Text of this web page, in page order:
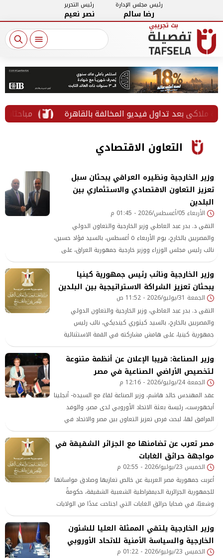
رئيس مجلس الإدارة
رضا سالم
رئيس التحرير
نصر نعيم
مباحثات مصرية تداول فيديو المخالفة بالقاهرة
التعاون الاقتصادي
وزير الخارجية ونظيره العراقي يبحثان سبل
تعزيز التعاون الاقتصادي والاستثماري بين
البلدين
الأربعاء 05/أغسطس/2026 - 01:45 م
التقى د. بدر عبد العاطي وزير الخارجية والتعاون الدولي
والمصريين بالخارج، يوم الأربعاء ٥ أغسطس، بالسيد فؤاد حسين،
نائب رئيس مجلس الوزراء ووزير خارجية جمهورية العراق، على
هامش اجتماع اللجنة الوزارية العربية المكلفة بالتحرك الدولي
لمواجهة السياسات والإجراءات الإسرائيلية غير القانونية في
مدينة القدس المحتلة ،
وزير الخارجية ونائب رئيس جمهورية كينيا
يبحثان تعزيز الشراكة الاستراتيجية بين البلدين
الجمعة 31/يوليو/2026 - 11:52 ص
التقى د. بدر عبد العاطي، وزير الخارجية والتعاون الدولي
والمصريين بالخارج، بالسيد كيثوري كينديكي، نائب رئيس
جمهورية كينيا، على هامش مشاركته في القمة الاستثنائية
الثانية للدول المساهمة بقوات في بعثة الاتحاد الأفريقي
للدعم والاستقرار
وزير الصناعة: قريبا الإعلان عن أنظمة متنوعة
لتخصيص الأراضي الصناعية في مصر
الجمعة 24/يوليو/2026 - 12:16 م
عقد المهندس خالد هاشم، وزير الصناعة لقاءً مع السيدة- أنجلينا
أيخهورست، رئيسة بعثة الاتحاد الأوروبي لدى مصر، والوفد
المرافق لها، لبحث فرص تعزيز التعاون بين مصر والاتحاد في
عدد من الملفات ذات الاهتمام المشترك.
مصر تعرب عن تضامنها مع الجزائر الشقيقة في
مواجهة حرائق الغابات
الخميس 23/يوليو/2026 - 02:55 م
أعربت جمهورية مصر العربية عن خالص تعازيها وصادق مواساتها
للجمهورية الجزائرية الديمقراطية الشعبية الشقيقة، حكومةً
وشعبًا، في ضحايا حرائق الغابات التي اجتاحت عددًا من الولايات
الجزائرية، وأسفرت عن سقوط عدد من الضحايا والمصابين.
وزير الخارجية يلتقي الممثلة العليا للشئون
الخارجية والسياسة الأمنية للاتحاد الأوروبي
الخميس 23/يوليو/2026 - 01:22 م